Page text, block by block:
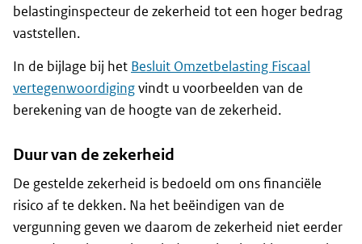
belastinginspecteur de zekerheid tot een hoger bedrag
vaststellen.
In de bijlage bij het Besluit Omzetbelasting Fiscaal
vertegenwoordigingvindt u voorbeelden van de
berekening van de hoogte van de zekerheid.
Duur van de zekerheid
De gestelde zekerheid is bedoeld om ons financiële
risico af te dekken. Na het beëindigen van de
vergunning geven we daarom de zekerheid niet eerder